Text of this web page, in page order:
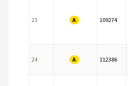
23 A 109274
24 A 112386